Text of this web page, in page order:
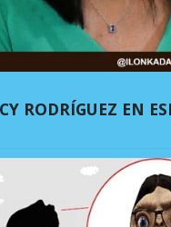
RODRÍGUEZ EN